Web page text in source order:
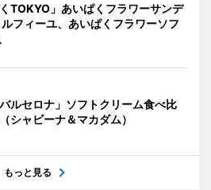
くTOKYO」あいぱくフラワーサンデ
フィーユ、あいぱくフラワーソフ
バルセロナ」ソフトクリーム食べ比
シャビーナ＆マカダム）
もっと見る